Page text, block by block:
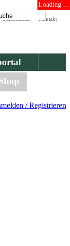
Loading ...
Kontakt
Datenschutz
/ Registrieren